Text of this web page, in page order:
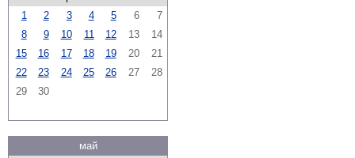
1
2 3 4 5 6
7
8
9 10 11 12 13
14
15
16 17 18 19 20
21
22
23 24 25 26 27
28
29
30
май